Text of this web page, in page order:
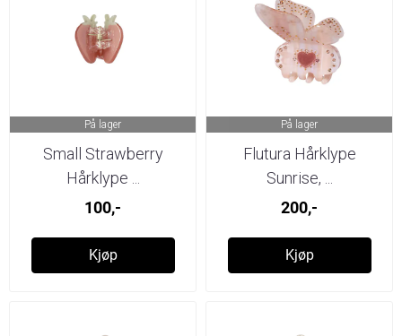
På lager
Small Strawberry
Hårklype ...
100,-
Kjøp
På lager
Flutura Hårklype
Sunrise, ...
200,-
Kjøp